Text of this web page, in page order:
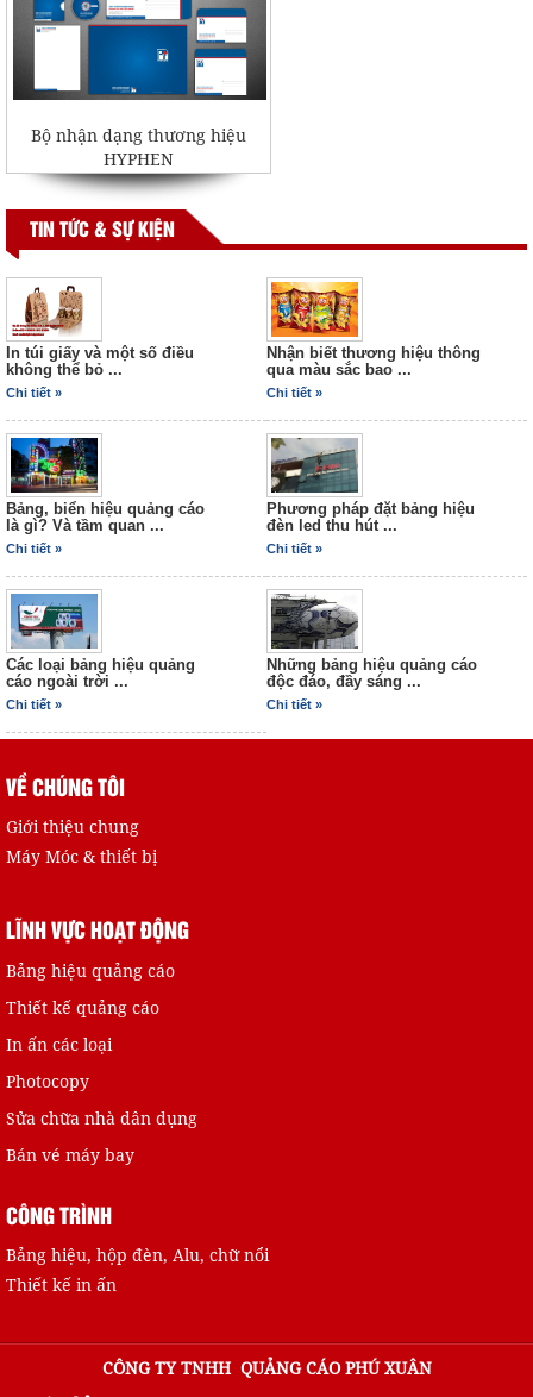
Bộ nhận dạng thương hiệu
HYPHEN
TIN TỨC & SỰ KIỆN
In túi giấy và một số điều
không thể bỏ ...
Chi tiết »
Nhận biết thương hiệu thông
qua màu sắc bao ...
Chi tiết »
Bảng, biển hiệu quảng cáo
là gì? Và tầm quan ...
Chi tiết »
Phương pháp đặt bảng hiệu
đèn led thu hút ...
Chi tiết »
Các loại bảng hiệu quảng
cáo ngoài trời ...
Chi tiết »
Những bảng hiệu quảng cáo
độc đáo, đầy sáng ...
Chi tiết »
VỀ CHÚNG TÔI
Giới thiệu chung
Máy Móc & thiết bị
LĨNH VỰC HOẠT ĐỘNG
Bảng hiệu quảng cáo
Thiết kế quảng cáo
In ấn các loại
Photocopy
Sửa chữa nhà dân dụng
Bán vé máy bay
CÔNG TRÌNH
Bảng hiệu, hộp đèn, Alu, chữ nổi
Thiết kế in ấn
CÔNG TY TNHH QUẢNG CÁO PHÚ XUÂN